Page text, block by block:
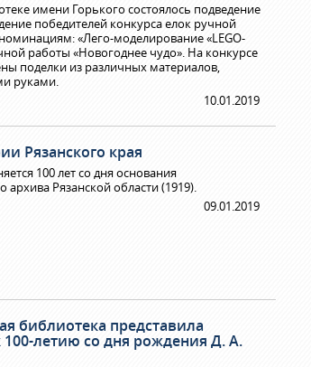
имени Горького состоялось подведение
победителей конкурса елок ручной
«Лего-моделирование «LEGO-
работы «Новогоднее чудо». На конкурсе
поделки из различных материалов,
руками.
10.01.2019
Рязанского края
100 лет со дня основания
архива Рязанской области (1919).
09.01.2019
библиотека представила
летию со дня рождения Д. А.